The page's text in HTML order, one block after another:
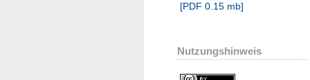
[PDF 0.15 mb]
Nutzungshinweis